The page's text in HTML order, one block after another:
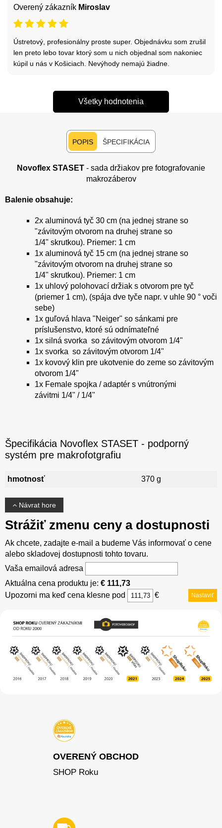
Overený zákazník Miroslav
Ústretový, profesionálny proste super. Objednávku som zrušil
len preto lebo tovar ktorý som u nich objednal som nakoniec
kúpil u nás v Košiciach. Nevýhody nemajú žiadne.
Všetky hodnotenia
POPIS ŠPECIFIKÁCIA
Novoflex STASET - sada držiakov pre fotografovanie
makrozáberov
Balenie obsahuje:
2x aluminová tyč 30 cm (na jednej strane so
"závitovým otvorom na druhej strane so
1/4" skrutkou). Priemer: 1 cm
1x aluminová tyč 15 cm (na jednej strane so
"závitovým otvorom na druhej strane so
1/4" skrutkou). Priemer: 1 cm
1x uhlový polohovací držiak s otvorom pre tyč
(priemer 1 cm), (spája dve tyče napr. v uhle 90 ° voči
sebe)
1x guľová hlava "Neiger" so sánkami pre
príslušenstvo, ktoré sú odnímateľné
1x silná svorka so závitovým otvorom 1/4"
1x svorka so závitovým otvorom 1/4"
1x kovový klin pre ukotvenie do zeme so závitovým
otvorom 1/4"
1x Female spojka / adaptér s vnútronými
závitmi 1/4" / 1/4"
Špecifikácia Novoflex STASET - podporný
systém pre makrofotgrafiu
hmotnosť 370 g
Návrat hore
Strážiť zmenu ceny a dostupnosti
Ak chcete, zadajte e-mail a budeme Vás informovať o cene
alebo skladovej dostupnosti tohto tovaru.
Vaša emailová adresa
Aktuálna cena produktu je: € 111,73
Upozorni ma keď cena klesne pod
€ Nastaviť
OVERENÝ OBCHOD
SHOP Roku